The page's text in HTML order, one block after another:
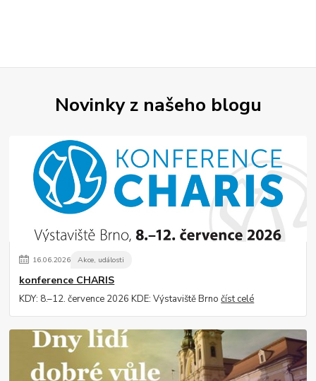
Novinky z našeho blogu
16.06.2026 Akce, události
konference CHARIS
KDY: 8.–12. července 2026 KDE: Výstaviště Brnočíst celé